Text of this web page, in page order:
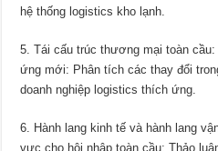
hệ thống logistics kho lạnh.
5. Tái cấu trúc thương mại toàn
ứng mới: Phân tích các thay đổi
doanh nghiệp logistics thích ứng.
6. Hành lang kinh tế và hành lang
vực cho hội nhập toàn cầu: Thảo